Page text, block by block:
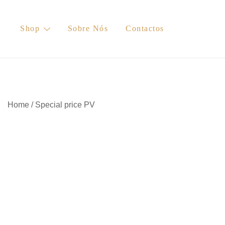
contentShop Sobre Nós Contactos
Home / Special price PV